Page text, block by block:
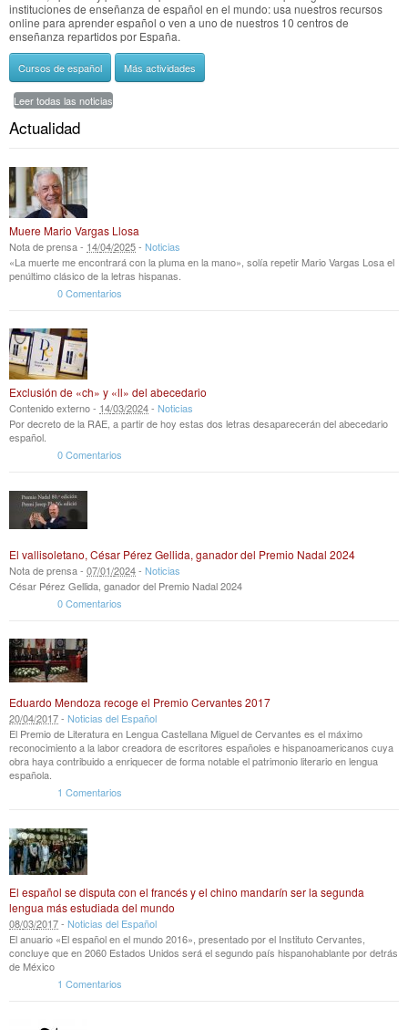
instituciones de enseñanza de español en el mundo: usa nuestros recursos
online para aprender español o ven a uno de nuestros 10 centros de
enseñanza repartidos por España.
Cursos de español Más actividades
Leer todas las noticias
Actualidad
Muere Mario Vargas Llosa
Nota de prensa - 14/04/2025- Noticias
«La muerte me encontrará con la pluma en la mano», solía repetir Mario Vargas Losa el
penúltimo clásico de la letras hispanas.
0 Comentarios
Exclusión de «ch» y «ll» del abecedario
Contenido externo - 14/03/2024- Noticias
Por decreto de la RAE, a partir de hoy estas dos letras desaparecerán del abecedario
español.
0 Comentarios
El vallisoletano, César Pérez Gellida, ganador del Premio Nadal 2024
Nota de prensa - 07/01/2024- Noticias
César Pérez Gellida, ganador del Premio Nadal 2024
0 Comentarios
Eduardo Mendoza recoge el Premio Cervantes 2017
20/04/2017- Noticias del Español
El Premio de Literatura en Lengua Castellana Miguel de Cervantes es el máximo
reconocimiento a la labor creadora de escritores españoles e hispanoamericanos cuya
obra haya contribuido a enriquecer de forma notable el patrimonio literario en lengua
española.
1 Comentarios
El español se disputa con el francés y el chino mandarín ser la segunda
lengua más estudiada del mundo
08/03/2017- Noticias del Español
El anuario «El español en el mundo 2016», presentado por el Instituto Cervantes,
concluye que en 2060 Estados Unidos será el segundo país hispanohablante por detrás
de México
1 Comentarios